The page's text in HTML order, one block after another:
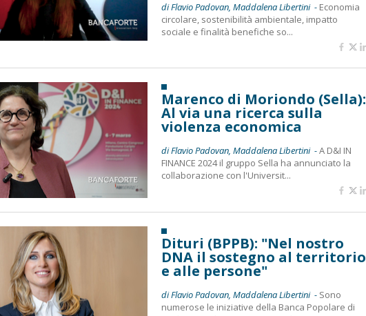
di Flavio Padovan, Maddalena Libertini - Economia
circolare, sostenibilità ambientale, impatto
sociale e finalità benefiche so...
Marenco di Moriondo (Sella):
Al via una ricerca sulla
violenza economica
di Flavio Padovan, Maddalena Libertini -A D&I IN
FINANCE 2024 il gruppo Sella ha annunciato la
collaborazione con l'Universit...
Dituri (BPPB): "Nel nostro
DNA il sostegno al territorio
e alle persone"
di Flavio Padovan, Maddalena Libertini - Sono
numerose le iniziative della Banca Popolare di